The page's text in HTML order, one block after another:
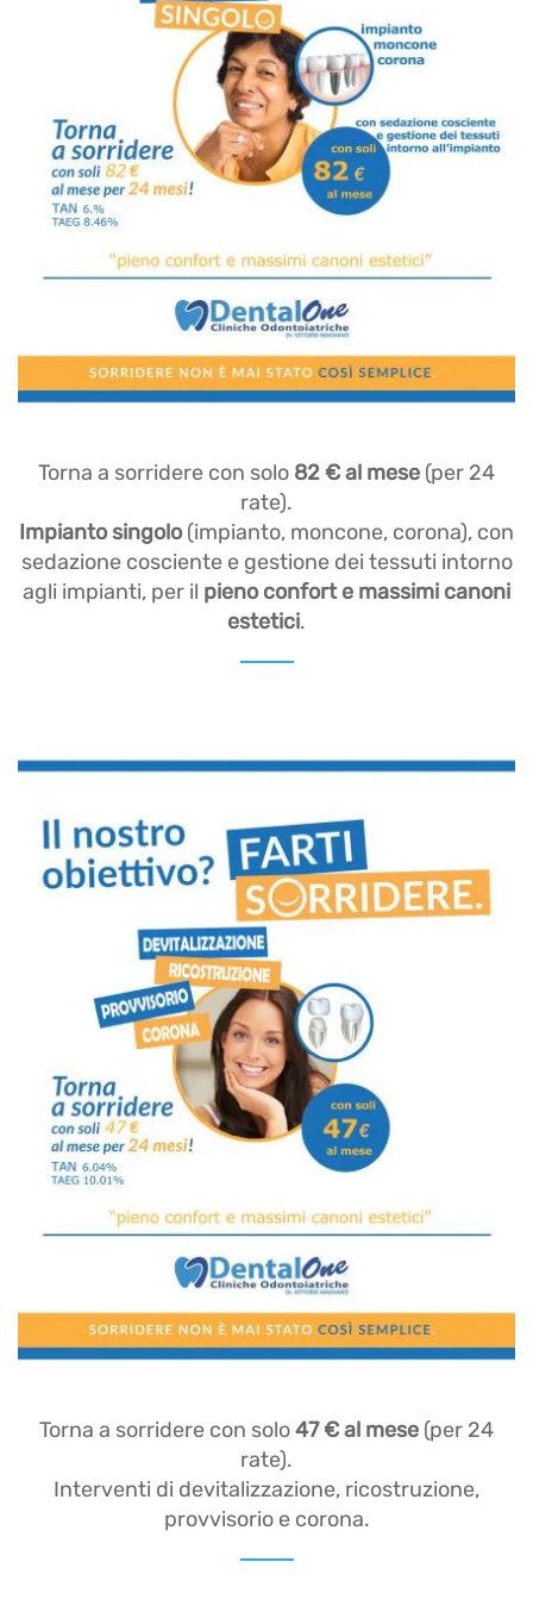
Torna a sorridere con solo 82 € al mese (per 24
rate).
Impianto singolo (impianto, moncone, corona), con
sedazione cosciente e gestione dei tessuti intorno
agli impianti, per il pieno confort e massimi canoni
estetici.
Torna a sorridere con solo47 € al mese (per 24
rate).
Interventi di devitalizzazione, ricostruzione,
provvisorio ecorona.